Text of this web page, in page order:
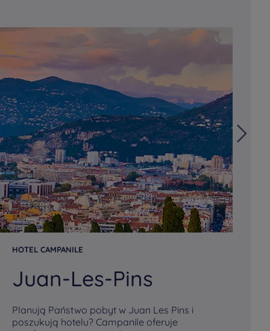
HOTEL CAMPANILE
Juan-Les-Pins
Planują Państwo pobyt w Juan Les Pins i
poszukują hotelu? Campanile oferuje